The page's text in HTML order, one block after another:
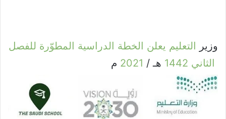
وزير التعليم يعلن الخطة الدراسية المطوّرة للفصل
الثاني 1442 هـ / 2021 م